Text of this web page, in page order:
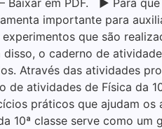
importante para
que são
disso, o caderno de
Através das atividades
de atividades de Física da
práticos que ajudam
10ª classe serve como